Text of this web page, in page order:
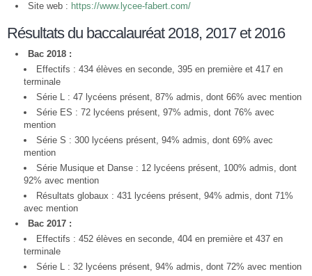
Site web : https://www.lycee-fabert.com/
Résultats du baccalauréat 2018, 2017 et 2016
Bac 2018 :
Effectifs : 434 élèves en seconde, 395 en première et 417 en
terminale
Série L : 47 lycéens présent, 87% admis, dont 66% avec mention
Série ES : 72 lycéens présent, 97% admis, dont 76% avec
mention
Série S : 300 lycéens présent, 94% admis, dont 69% avec
mention
Série Musique et Danse : 12 lycéens présent, 100% admis, dont
92% avec mention
Résultats globaux : 431 lycéens présent, 94% admis, dont 71%
avec mention
Bac 2017 :
Effectifs : 452 élèves en seconde, 404 en première et 437 en
terminale
Série L : 32 lycéens présent, 94% admis, dont 72% avec mention